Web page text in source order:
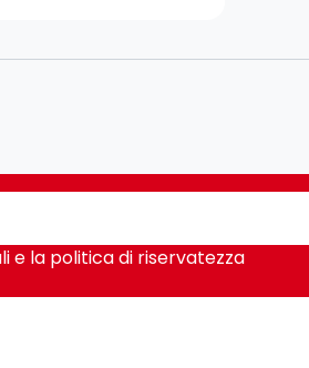
e la politica di riservatezza